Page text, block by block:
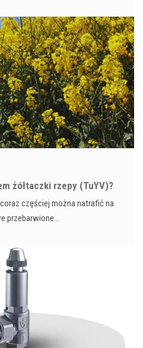
żółtaczki rzepy (TuYV)?
częściej można natrafić na
przebarwione…